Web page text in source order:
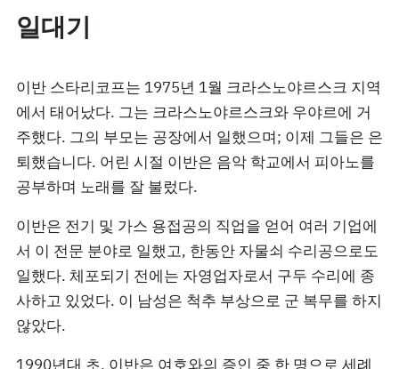
일대기
이반 스타리코프는 1975년 1월 크라스노야르스크 지역
에서 태어났다. 그는 크라스노야르스크와 우야르에 거
주했다. 그의 부모는 공장에서 일했으며; 이제 그들은 은
퇴했습니다. 어린 시절 이반은 음악 학교에서 피아노를
공부하며 노래를 잘 불렀다.
이반은 전기 및 가스 용접공의 직업을 얻어 여러 기업에
서 이 전문 분야로 일했고, 한동안 자물쇠 수리공으로도
일했다. 체포되기 전에는 자영업자로서 구두 수리에 종
사하고 있었다. 이 남성은 척추 부상으로 군 복무를 하지
않았다.
1990년대 초, 이반은 여호와의 증인 중 한 명으로 세례